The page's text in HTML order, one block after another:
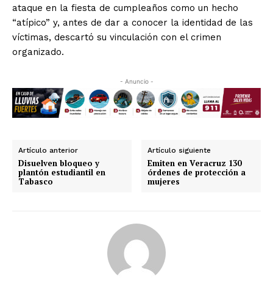
ataque en la fiesta de cumpleaños como un hecho
“atípico” y, antes de dar a conocer la identidad de las
víctimas, descartó su vinculación con el crimen
organizado.
- Anuncio -
Artículo anterior
Disuelven bloqueo y
plantón estudiantil en
Tabasco
Artículo siguiente
Emiten en Veracruz 130
órdenes de protección a
mujeres